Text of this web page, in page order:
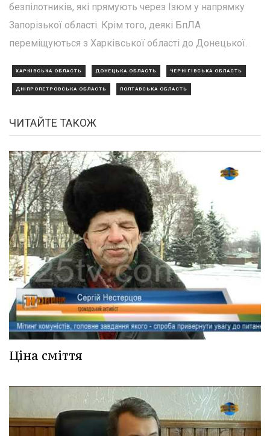
безпілотників, які прямують через Ізюм у напрямку
Запорізької області. Крім того, деякі БпЛА
переміщуються з Харківської області до Донецької.
ХАРКІВСЬКА ОБЛАСТЬ ДОНЕЦЬКА ОБЛАСТЬ ЧЕРНІГІВСЬКА ОБЛАСТЬ
ДНІПРОПЕТРОВСЬКА ОБЛАСТЬ ПОЛТАВСЬКА ОБЛАСТЬ
ЧИТАЙТЕ ТАКОЖ
Ціна сміття